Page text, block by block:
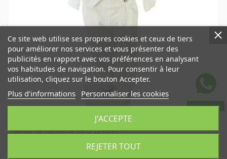
Robes de baptême pour bébé garçon
Tenue de baptême Minù 12 mois
WhatsApp
Ce site web utilise ses propres cookies et ceux de tiers
pour améliorer nos services et vous présenter des
publicités en rapport avec vos préférences en analysant
vos habitudes de navigation. Pour consentir à leur
utilisation, cliquez sur le bouton Accepter.
Plus d'informations Personnaliser les cookies
REJETER TOUT
J'ACCEPTE